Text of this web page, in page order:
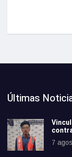
Últimas
7